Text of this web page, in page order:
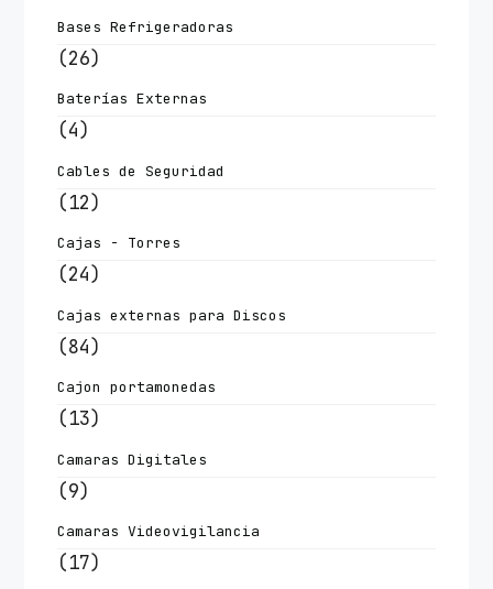
Bases Refrigeradoras
(26)
Baterías Externas
(4)
Cables de Seguridad
(12)
Cajas - Torres
(24)
Cajas externas para Discos
(84)
Cajon portamonedas
(13)
Camaras Digitales
(9)
Camaras Videovigilancia
(17)